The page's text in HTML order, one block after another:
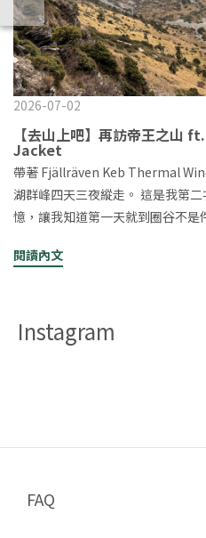
2026-07-02
【去山上吧】再訪帝王之山
Jacket
帶著 Fjällräven Keb Thermal
湖群峰四天三夜縱走。 這是我第
憶，讓我知道第一天就到圈谷不
強風，讓這趟旅程更像是一場長時
歡山，一路前往勝光方便屋。半夜
起重裝走進南湖圈谷，其實心裡
峰Keb Thermal Wind Jacket 讓
閱讀內文
Instagram
FAQ